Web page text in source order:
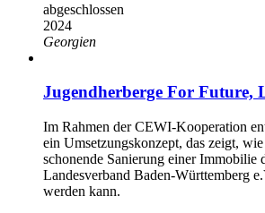
abgeschlossen
2024
Georgien
Jugendherberge For Future,
Im Rahmen der CEWI-Kooperation
ein Umsetzungskonzept, das zeigt,
schonende Sanierung einer Immobilie
Landesverband Baden-Württemberg
werden kann.